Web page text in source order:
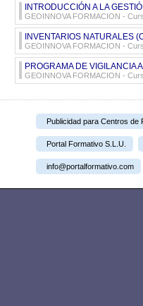
INTRODUCCIÓN A LA
GEOINNOVA FORMACION -
INVENTARIOS NATURALES
GEOINNOVA FORMACION -
PROGRAMA DE VIGILANCIA
GEOINNOVA FORMACION -
Publicidad para Centros de
Portal Formativo S.L.U.
info@portalformativo.com